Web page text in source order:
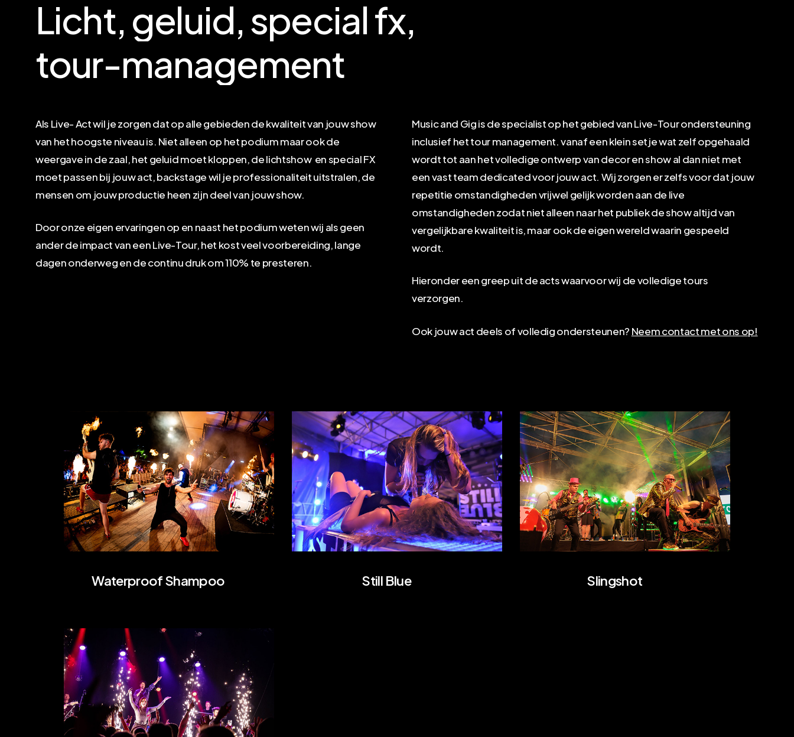
Licht, geluid,specialfx,
tour-management
Als Live- Act wil je zorgen dat op alle gebieden de kwaliteit van jouw show
van het hoogste niveau is. Niet alleen op het podium maar ook de
weergave in de zaal, het geluid moet kloppen, de lichtshow en special FX
moet passen bij jouw act, backstage wil je professionaliteit uitstralen, de
mensen om jouw productie heen zijn deel van jouw show.
Door onze eigen ervaringen op en naast het podium weten wij als geen
ander de impact van een Live-Tour, het kost veel voorbereiding, lange
dagen onderweg en de continu druk om 110% te presteren.
Music and Gig is de specialist op het gebied van Live-Tour ondersteuning
inclusief het tour management. vanaf een klein setje wat zelf opgehaald
wordt tot aan het volledige ontwerp van decor en show al dan niet met
een vast team dedicated voor jouw act. Wij zorgen er zelfs voor dat jouw
repetitie omstandigheden vrijwel gelijk worden aan de live
omstandigheden zodat niet alleen naar het publiek de show altijd van
vergelijkbare kwaliteit is, maar ook de eigen wereld waarin gespeeld
wordt.
Hieronder een greep uit de acts waarvoor wij de volledige tours
verzorgen.
Ook jouw act deels of volledig ondersteunen? Neem contact met ons op!
Waterproof Shampoo Still Blue Slingshot